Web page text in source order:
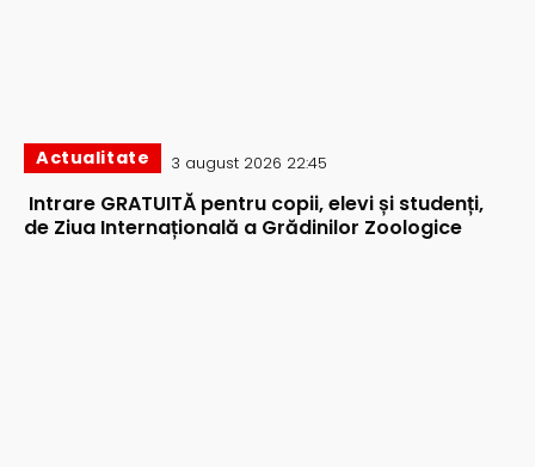
Actualitate 3 august 2026 22:45
Intrare GRATUITĂ pentru copii, elevi și studenți,
de Ziua Internațională a Grădinilor Zoologice